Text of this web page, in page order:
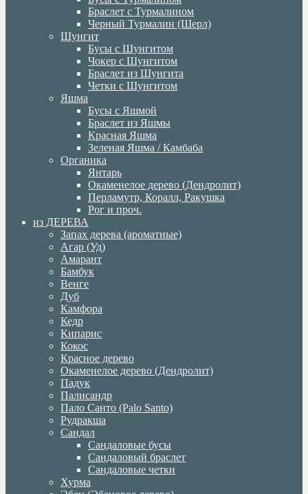
Браслет с Турмалином
Черный Турмалин (Шерл)
Шунгит
Бусы с Шунгитом
Чокер с Шунгитом
Браслет из Шунгита
Четки с Шунгитом
Яшма
Бусы с Яшмой
Браслет из Яшмы
Красная Яшма
Зеленая Яшма / Камбаба
Органика
Янтарь
Окаменелое дерево (Дендролит)
Перламутр, Коралл, Ракушка
Рог и проч.
из ДЕРЕВА
Запах дерева (ароматные)
Агар (Уд)
Амарант
Бамбук
Венге
Дуб
Камфора
Кедр
Кипарис
Кокос
Красное дерево
Окаменелое дерево (Дендролит)
Падук
Палисандр
Пало Санто (Palo Santo)
Рудракша
Сандал
Сандаловые бусы
Сандаловый браслет
Сандаловые четки
Хурма